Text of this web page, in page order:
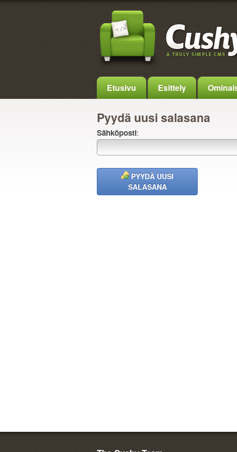
Etusivu Esittely
Pyydä uusi salasana
Sähköposti:
SALASANA